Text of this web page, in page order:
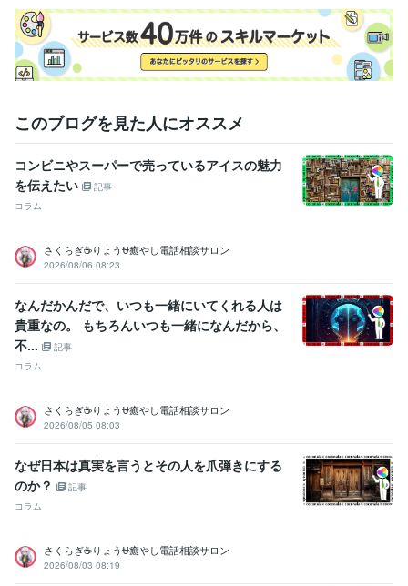
ライフスタイル・その他 / スタイリスト 経験年数 : 7年
ライフスタイル・その他 / 美容師・ネイリスト・美容家
経験年数 : 7
年
ライフスタイル・その他 / シェフ・パティシエ 経験年数 : 10年
ココナラ 2024年3月 ~ 現在 2024年3月 ~ 現在
2024年3月 ~ 現在 2024年3月 ~ 現在 2024年3月 ~ 現在
受賞歴
ココナラ レギュラーランク
小学校の作文・・・『内容覚えてない』
られた・・・・スゴい昔 友人に誕生日を祝われた
和太鼓で地域行事で演奏 和太鼓
で都内某ホール、都内某神社で演奏多数 国内美容大会カラー部門で
入賞経験多数 国内美容大会パーマ部門で入賞経験多数
国内美容大会
カット部門で入賞経験多数
国内美容大会アップ部門で入賞経験多数
Google スプレッドシート:5年Google ドキュメント:5年
Final Cut Pro:3年
Canva:3年
その他ツール
人を笑わせる心意気:20年日本語をネイティブに話せる資格:20年
このブログを見た人にオススメ
コンビニやスーパーで売っているアイスの魅力
を伝えたい
記事
コラム
さくらぎ☕りょう⛎癒やし電話相談サロン
2026/08/06 08:23
なんだかんだで、いつも一緒にいてくれる人は
貴重なの。 もちろんいつも一緒になんだから、
不...
記事
コラム
さくらぎ☕りょう⛎癒やし電話相談サロン
2026/08/05 08:03
なぜ日本は真実を言うとその人を爪弾きにする
のか？
記事
コラム
さくらぎ☕りょう⛎癒やし電話相談サロン
2026/08/03 08:19